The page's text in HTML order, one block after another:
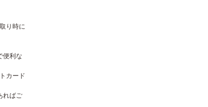
り時に
便利な
カード
ればご